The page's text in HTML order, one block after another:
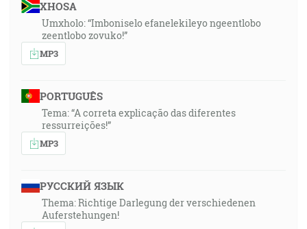
XHOSA
Umxholo: “Imboniselo efanelekileyo ngeentlobo
zeentlobo zovuko!”
MP3
PORTUGUÊS
Tema: “A correta explicação das diferentes
ressurreições!”
MP3
РУССКИЙ ЯЗЫК
Thema: Richtige Darlegung der verschiedenen
Auferstehungen!